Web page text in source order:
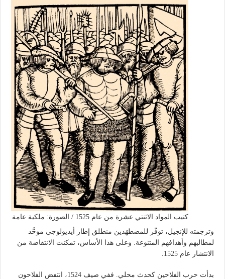
كتيب المواد الاثنتي عشرة من عام 1525 / الصورة: ملكية عامة
وترجمته للإنجيل، توفّر للمضطهَدين منطلق إطار أيديولوجي موحَّد
لمطالبهم وأهدافهم المتنوعة. وعلى هذا الأساس، تمكنت الانتفاضة من
الانتشار عام 1525.
بدأت حرب الفلاحين كحدث محلي. ففي صيف 1524، انتفض الفلاحون